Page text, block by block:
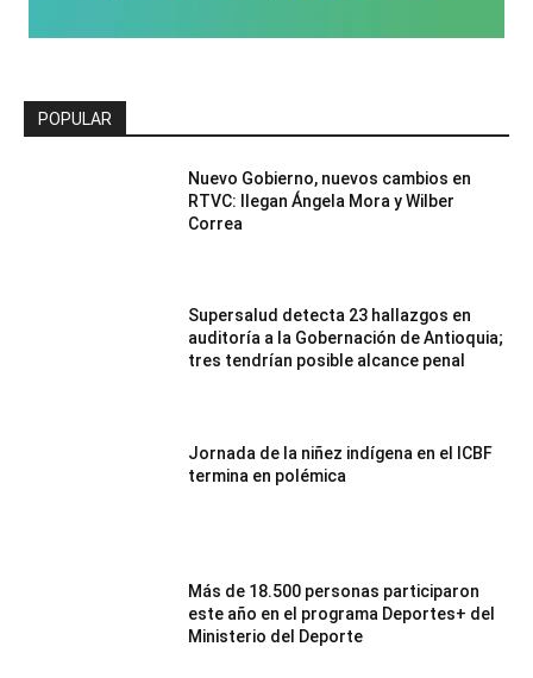
POPULAR
Nuevo Gobierno, nuevos cambios en
RTVC: llegan Ángela Mora y Wilber
Correa
Supersalud detecta 23 hallazgos en
auditoría a la Gobernación de Antioquia;
tres tendrían posible alcance penal
Jornada de la niñez indígena en el ICBF
termina en polémica
Más de 18.500 personas participaron
este año en el programa Deportes+ del
Ministerio del Deporte